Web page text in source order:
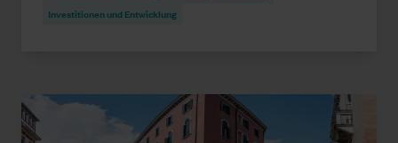
Investitionen und Entwicklung